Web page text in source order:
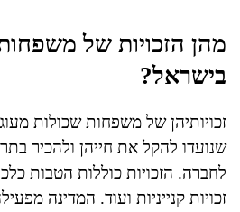
מהן הזכויות של
בישראל?
זכויותיהן של משפחות שכולות
שנועדו להקל את חייהן ולהכיר
לחברה. הזכויות כוללות הטבות
זכויות קנייניות ועוד. המדינה